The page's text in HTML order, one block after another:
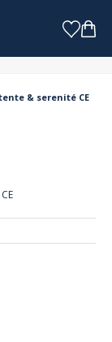
& serenité CE